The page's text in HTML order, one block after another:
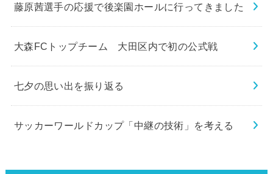
藤原茜選手の応援で後楽園ホールに行ってきました
大森FCトップチーム 大田区内で初の公式戦
七夕の思い出を振り返る
サッカーワールドカップ「中継の技術」を考える